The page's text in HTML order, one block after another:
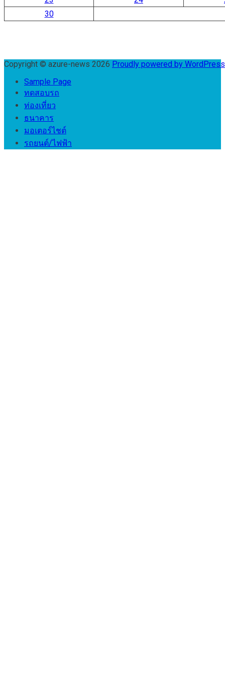
30
Copyright © azure-news 2026 Proudly powered by
Sample Page
ทดสอบรถ
ท่องเที่ยว
ธนาคาร
มอเตอร์ไชต์
รถยนต์/ไฟฟ้า